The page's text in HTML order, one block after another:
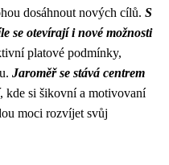
dosáhnout nových cílů. S
se otevírají i nové možnosti
platové podmínky,
Jaroměř se stává centrem
, kde si šikovní a motivovaní
moci rozvíjet svůj